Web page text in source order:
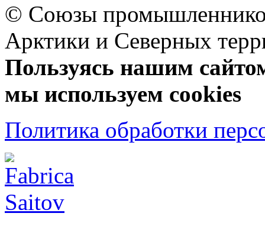
© Союзы
Арктики и Северных
Пользуясь нашим
мы используем cookies
Политика обработки